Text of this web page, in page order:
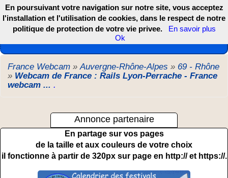
Les webcams de France, DOM TOM et COM
France Webcam »Auvergne-Rhône-Alpes » 69 - Rhône
» Webcam de France : Rails Lyon-Perrache - France
webcam ... .
Annonce partenaire
En partage sur vos pages
de la taille et aux couleurs de votre choix
il fonctionne à partir de 320px sur page en http:// et https://.
En poursuivant votre navigation sur notre site, vous acceptez
l'installation et l'utilisation de cookies, dans le respect de notre
politique de protection de votre vie privee.
En savoir plus
Ok